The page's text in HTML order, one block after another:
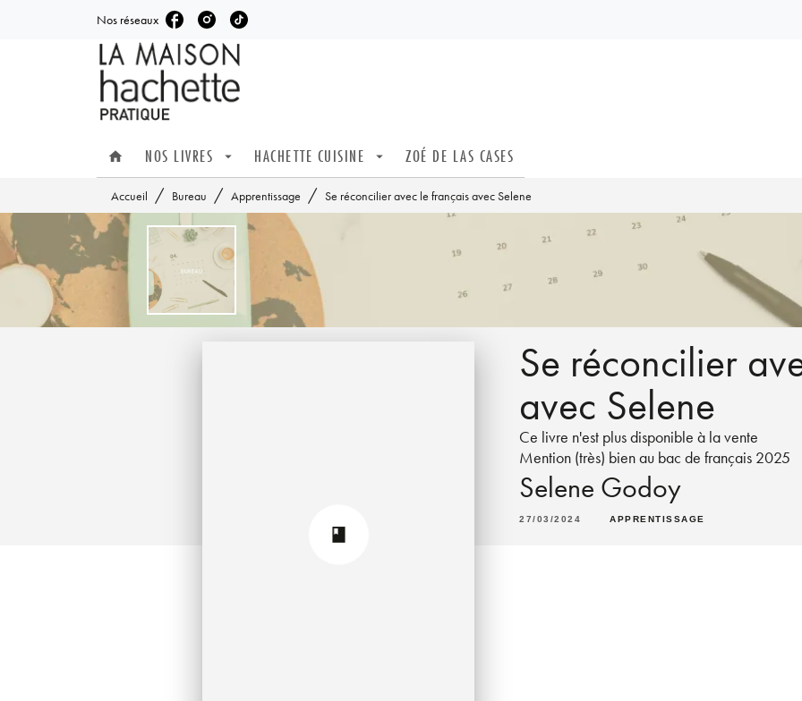
MENU RECHERCHE
Nos réseaux
home NOS LIVRES arrow_drop_down HACHETTE CUISINE arrow_drop_down ZOÉ DE LAS CASES
Accueil / Bureau / Apprentissage / Se réconcilier avec le français avec Selene
Se réconcilier
avec Selene
Ce livre n'est plus disponible à la vente
Mention (très) bien au bac de français 2025
Selene Godoy
27/03/2024 APPRENTISSAGE